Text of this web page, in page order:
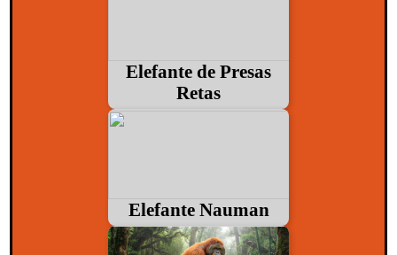
Elefante de Presas
Retas
Elefante Nauman